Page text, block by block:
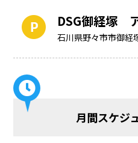
DSG御経塚
石川県野々市市御経
月間スケジ